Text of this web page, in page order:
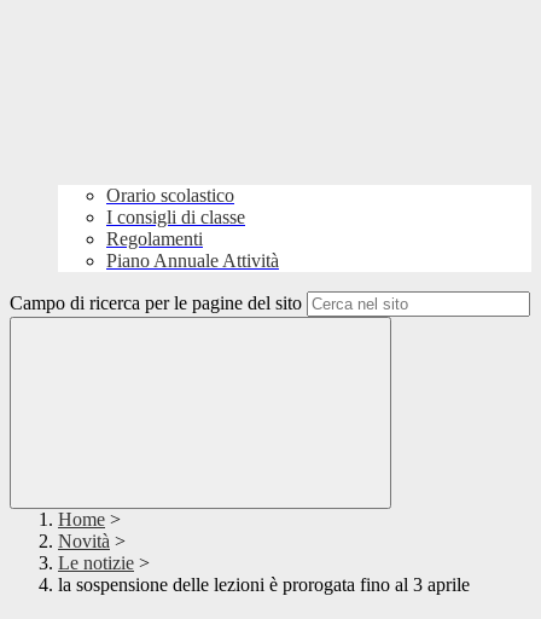
Orario scolastico
I consigli di classe
Regolamenti
Piano Annuale Attività
Campo di ricerca per le pagine del sito
Home >
Novità >
Le notizie >
la sospensione delle lezioni è prorogata fino al 3 aprile